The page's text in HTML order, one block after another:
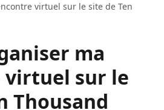
virtuel sur le site de Ten
ma
virtuel sur le
Thousand